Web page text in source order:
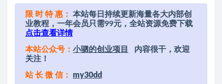
限 时 特 惠：
本站每日持续更新海量各大内部创
业教程，一年会员只需99元，全站资源免费下载
点击查看详情
本站公众号： 小驷的创业项目
内容很干，欢迎
关注！
站 长 微 信： my30dd